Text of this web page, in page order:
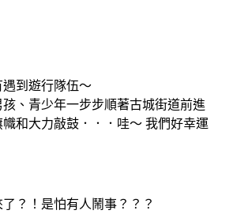
到遊行隊伍～
、青少年一步步順著古城街道前進
和大力敲鼓．．．哇～ 我們好幸運
？！是怕有人鬧事？？？